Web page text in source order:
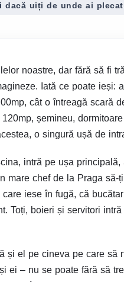
dacă uiți de unde ai
noastre, dar fără să fi
Iată ce poate ieși:
cât o întreagă scară
șemineu,
o singură ușă de
intră pe ușa
mare chef de la Praga să-
iese în fugă, că
Toți, boieri și servitori
și el pe cineva pe care să
ei – nu se poate fără să